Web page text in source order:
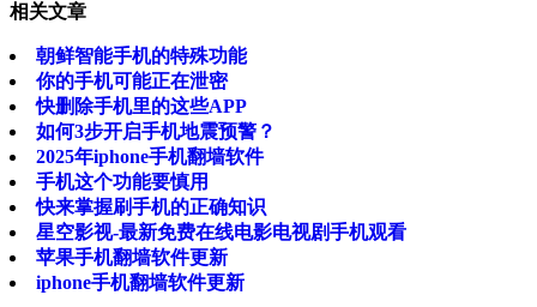
相关文章
朝鲜智能手机的特殊功能
你的手机可能正在泄密
快删除手机里的这些APP
如何3步开启手机地震预警？
2025年iphone手机翻墙软件
手机这个功能要慎用
快来掌握刷手机的正确知识
星空影视-最新免费在线电影电视剧手机观看
苹果手机翻墙软件更新
iphone手机翻墙软件更新